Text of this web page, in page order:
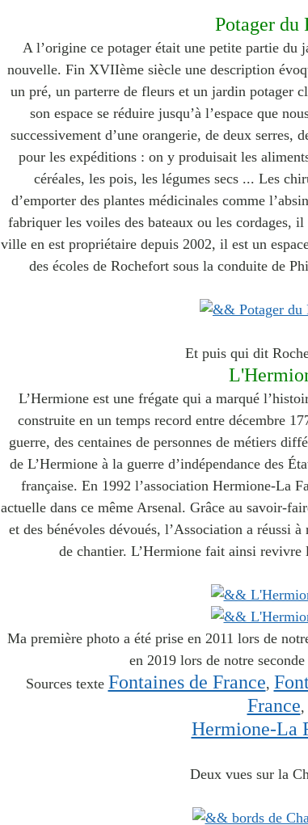
Potager du
A l’origine ce potager était une petite partie du
nouvelle. Fin XVIIème siècle une description
un pré, un parterre de fleurs et un jardin
son espace se réduire jusqu’à l’espace que
successivement d’une orangerie, de deux
pour les expéditions : on y produisait les
céréales, les pois, les légumes secs ... Les
d’emporter des plantes médicinales comme
fabriquer les voiles des bateaux ou les
ville en est propriétaire depuis 2002, il est un
des écoles de Rochefort sous la conduite de
Et puis qui dit
L’Hermione est une frégate qui a marqué
construite en un temps record entre décembre
guerre, des centaines de personnes de métiers
de L’Hermione à la guerre d’indépendance des
française. En 1992 l’association Hermione-La
actuelle dans ce même Arsenal. Grâce au savoir-
et des bénévoles dévoués, l’Association a réussi
de chantier. L’Hermione fait ainsi revivre
Ma première photo a été prise en 2011 lors de
en 2019 lors de notre
Sources texte Fontaines de France,
France,
Hermione-La
Deux vues sur la